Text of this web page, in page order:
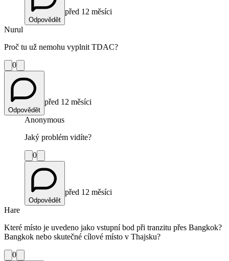
Odpovědět
před 12 měsíci
Nurul
Proč tu už nemohu vyplnit TDAC?
0
Odpovědět
před 12 měsíci
Anonymous
Jaký problém vidíte?
0
Odpovědět
před 12 měsíci
Hare
Které místo je uvedeno jako vstupní bod při tranzitu přes Bangkok?
Bangkok nebo skutečné cílové místo v Thajsku?
0